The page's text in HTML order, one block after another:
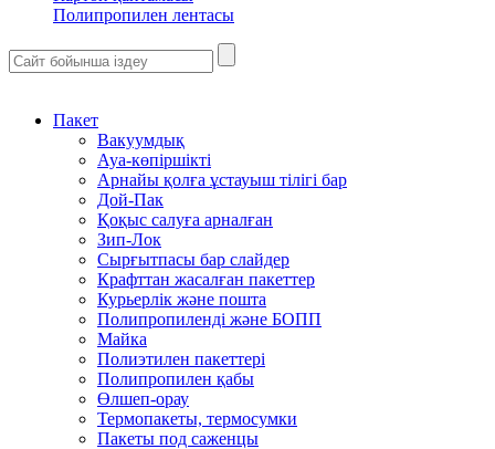
Полипропилен лентасы
Пакет
Вакуумдық
Ауа-көпіршікті
Арнайы қолға ұстауыш тілігі бар
Дой-Пак
Қоқыс салуға арналған
Зип-Лок
Сырғытпасы бар слайдер
Крафттан жасалған пакеттер
Курьерлік және пошта
Полипропиленді және БОПП
Майка
Полиэтилен пакеттері
Полипропилен қабы
Өлшеп-орау
Термопакеты, термосумки
Пакеты под саженцы